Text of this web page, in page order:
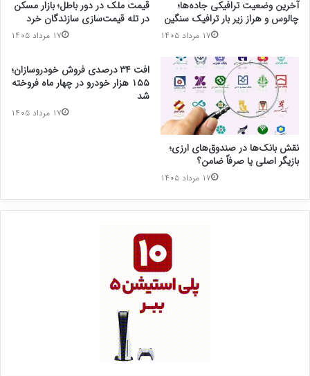
قیمت ملک در دور باطل؛ بازار مسکن
در تله قیمت‌سازی سازندگان خرد
۱۷ مرداد ۱۴۰۵
آخرین وضعیت ترافیکی جاده‌ها؛
چالوس و هراز زیر بار ترافیک سنگین
۱۷ مرداد ۱۴۰۵
افت ۳۴ درصدی فروش خودروسازان؛
۱۵۵ هزار خودرو در چهار ماه فروخته
شد
۱۷ مرداد ۱۴۰۵
نقش بانک‌ها در صندوق‌های ارزی؛
بازیگر اصلی یا صرفاً ضامن؟
۱۷ مرداد ۱۴۰۵